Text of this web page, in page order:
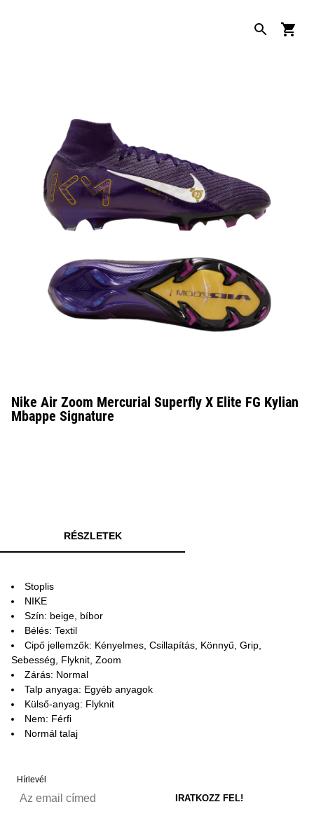
Nike Air Zoom Mercurial Superfly X Elite FG Kylian
Mbappe Signature
RÉSZLETEK
Stoplis
NIKE
Szín: beige, bíbor
Bélés: Textil
Cipő jellemzők: Kényelmes, Csillapítás, Könnyű, Grip,
Sebesség, Flyknit, Zoom
Zárás: Normal
Talp anyaga: Egyéb anyagok
Külső-anyag: Flyknit
Nem: Férfi
Normál talaj
Hírlevél